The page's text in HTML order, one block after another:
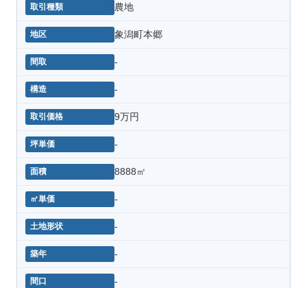
農地
象潟町本郷
-
-
9万円
-
8888㎡
-
-
-
-